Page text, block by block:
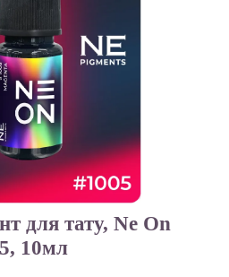
для тату, Ne On
10мл